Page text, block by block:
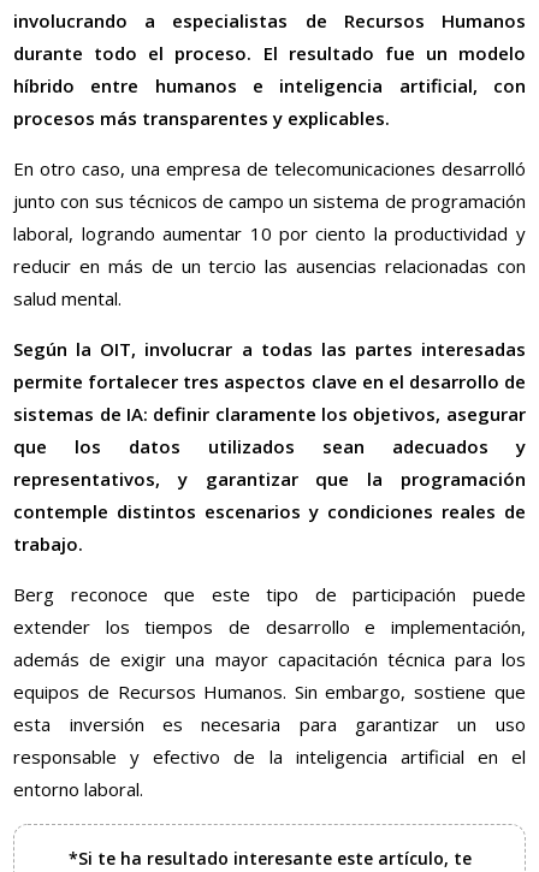
involucrando a especialistas de Recursos Humanos
durante todo el proceso. El resultado fue un modelo
híbrido entre humanos e inteligencia artificial, con
procesos más transparentes y explicables.
En otro caso, una empresa de telecomunicaciones desarrolló
junto con sus técnicos de campo un sistema de programación
laboral, logrando aumentar 10 por ciento la productividad y
reducir en más de un tercio las ausencias relacionadas con
salud mental.
Según la OIT, involucrar a todas las partes interesadas
permite fortalecer tres aspectos clave en el desarrollo de
sistemas de IA: definir claramente los objetivos, asegurar
que los datos utilizados sean adecuados y
representativos, y garantizar que la programación
contemple distintos escenarios y condiciones reales de
trabajo.
Berg reconoce que este tipo de participación puede
extender los tiempos de desarrollo e implementación,
además de exigir una mayor capacitación técnica para los
equipos de Recursos Humanos. Sin embargo, sostiene que
esta inversión es necesaria para garantizar un uso
responsable y efectivo de la inteligencia artificial en el
entorno laboral.
*Si te ha resultado interesante este artículo, te